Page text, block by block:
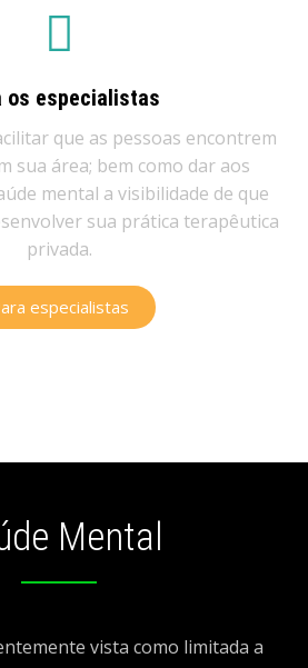
os especialistas
que as pessoas encontrem
sua área; bem como dar aos
mental a visibilidade de que
sua prática terapêutica
privada.​
especialistas
Mental
vista como limitada a